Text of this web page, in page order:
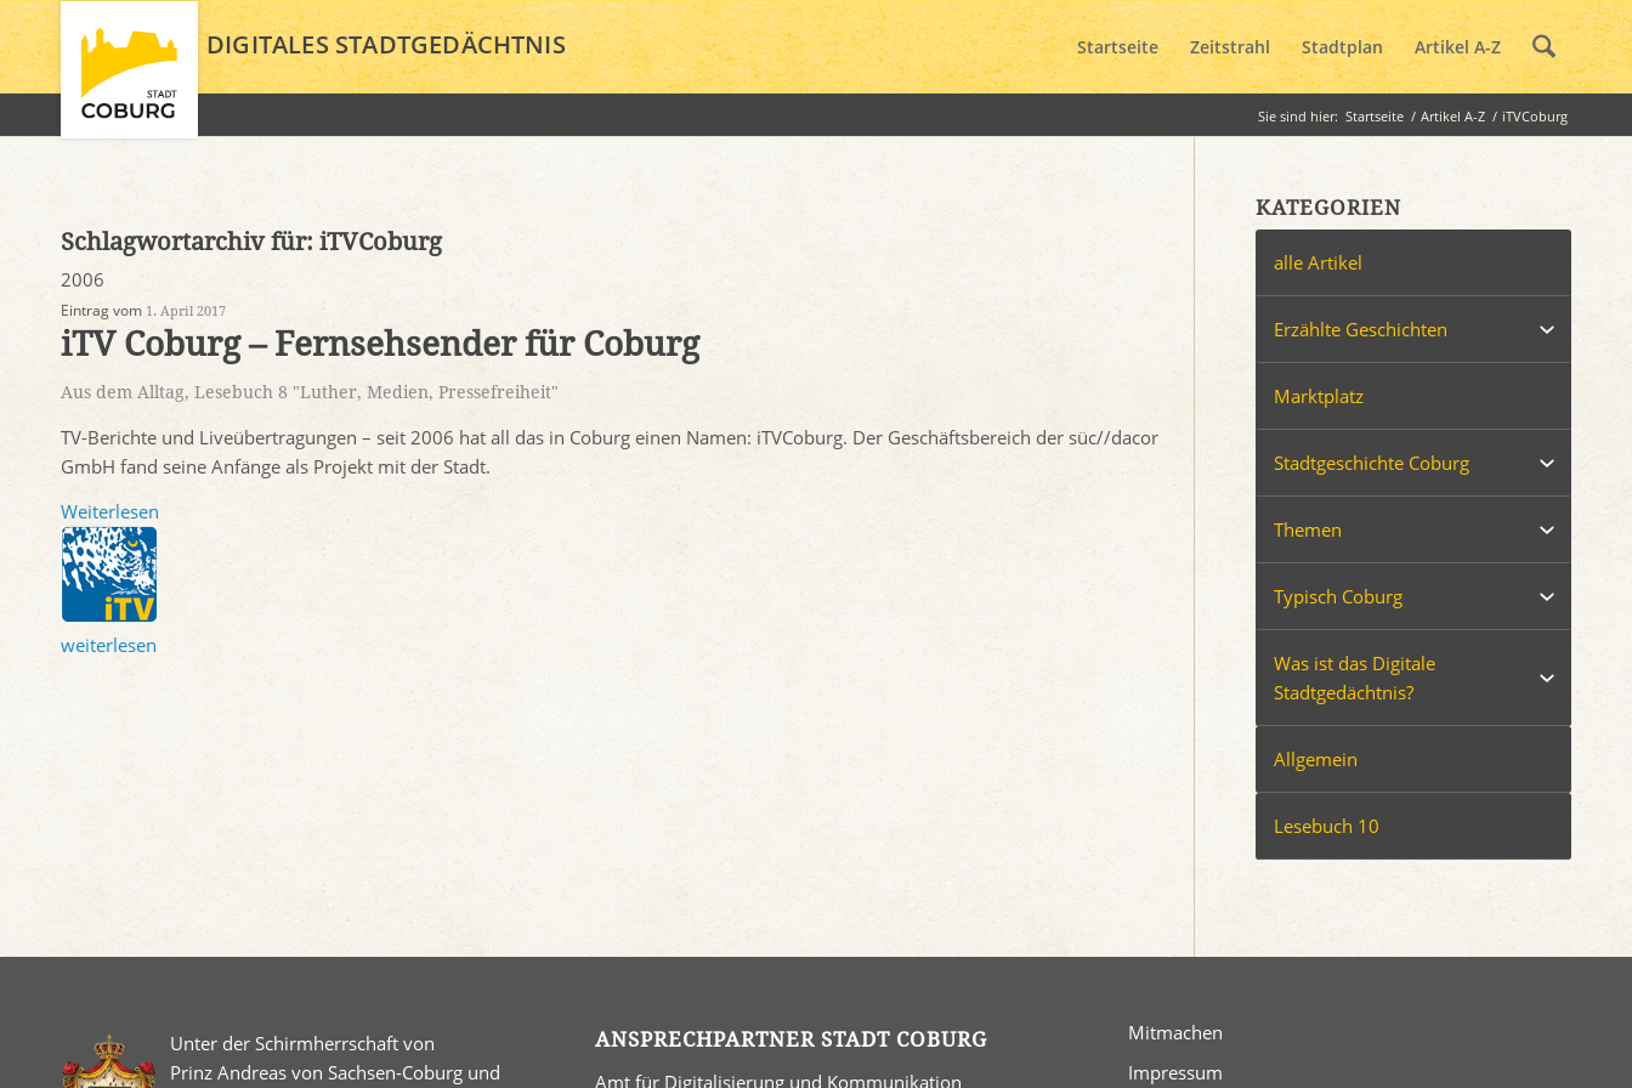
DIGITALES STADTGEDÄCHTNIS Startseite Zeitstrahl Stadtplan Artikel A-Z
Sie sind hier: Startseite / Artikel A-Z / iTVCoburg
Schlagwortarchiv für: iTVCoburg
2006
Eintrag vom 1. April 2017
iTV Coburg – Fernsehsender für Coburg
Aus dem Alltag, Lesebuch 8 "Luther, Medien, Pressefreiheit"
TV-Berichte und Liveübertragungen – seit 2006 hat all das in Coburg einen Namen: iTVCoburg. Der Geschäftsbereich der süc//dacor
GmbH fand seine Anfänge als Projekt mit der Stadt.
Weiterlesen
weiterlesen
KATEGORIEN
alle Artikel
Erzählte Geschichten
Marktplatz
Stadtgeschichte Coburg
Themen
Typisch Coburg
Was ist das Digitale
Stadtgedächtnis?
Allgemein
Lesebuch 10
Unter der Schirmherrschaft von
Prinz Andreas von Sachsen-Coburg und
ANSPRECHPARTNER STADT COBURG
Amt für Digitalisierung und Kommunikation
Mitmachen
Impressum